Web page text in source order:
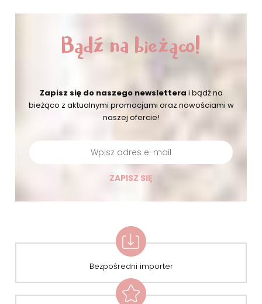
Bądź na bieżąco!
Zapisz się do naszego newslettera i bądź na
bieżąco z aktualnymi promocjami oraz nowościami w
naszej ofercie!
ZAPISZ SIĘ
Bezpośredni importer